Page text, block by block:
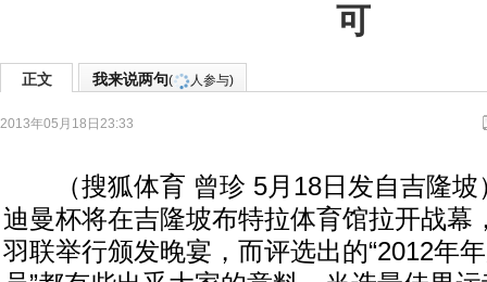
可
正文 我来说两句( 人参与)
2013年05月18日23:33
（搜狐体育 曾珍 5月18日发自吉隆坡
迪曼杯将在吉隆坡布特拉体育馆拉开战幕
羽联举行颁发晚宴，而评选出的“2012年